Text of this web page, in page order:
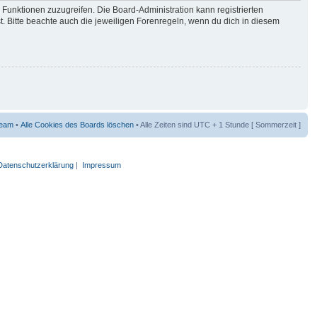
zuzugreifen. Die Board-Administration kann registrierten
beachte auch die jeweiligen Forenregeln, wenn du dich in diesem
• Alle Cookies des Boards löschen • Alle Zeiten sind UTC + 1 Stunde [ Sommerzeit ]
| Impressum